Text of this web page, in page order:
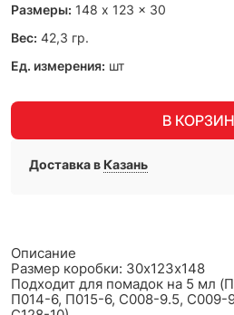
Размеры: 148 x 123 x 30
Вес: 42,3 гр.
Ед. измерения: шт
В
Доставка в Казань
Описание
Размер коробки: 30х123х148
Подходит для помадок на 5 мл
П014-6, П015-6, С008-9.5, С009-